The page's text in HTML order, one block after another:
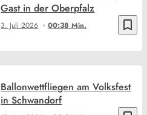
bookmark_border
3. Juli 2026 00:38 Min.
Gast in der Oberpfalz
Ballonwettfliegen am Volksfest
in Schwandorf